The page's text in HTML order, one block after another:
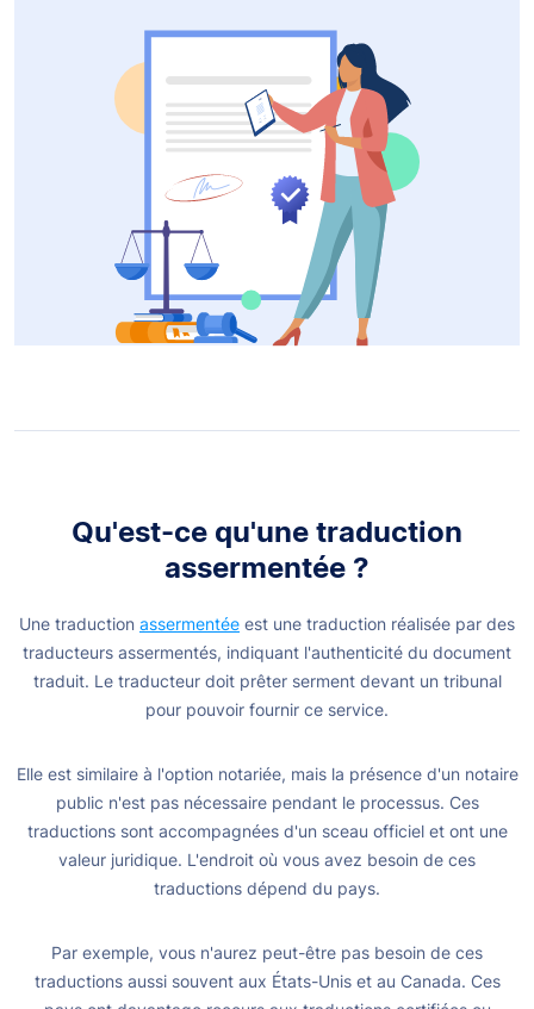
Qu'est-ce qu'une traduction
assermentée ?
Une traduction assermentée est une traduction réalisée par des
traducteurs assermentés, indiquant l'authenticité du document
traduit. Le traducteur doit prêter serment devant un tribunal
pour pouvoir fournir ce service.
Elle est similaire à l'option notariée, mais la présence d'un notaire
public n'est pas nécessaire pendant le processus. Ces
traductions sont accompagnées d'un sceau officiel et ont une
valeur juridique. L'endroit où vous avez besoin de ces
traductions dépend du pays.
Par exemple, vous n'aurez peut-être pas besoin de ces
traductions aussi souvent aux États-Unis et au Canada. Ces